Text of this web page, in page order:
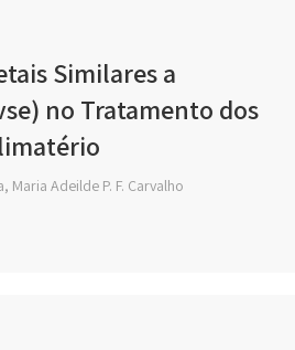
Similares a
no Tratamento dos
Maria Adeilde P. F. Carvalho